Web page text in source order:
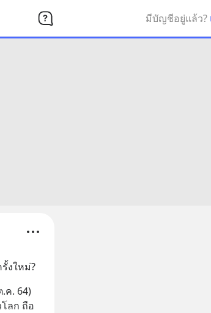
มีบัญชีอยู่แล้ว?
งใหม่?
ค. 64)
ลก ถือ